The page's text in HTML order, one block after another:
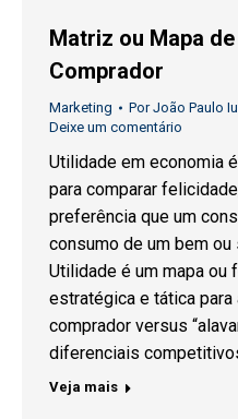
Matriz ou Mapa
Comprador
Marketing PorJoão Paulo
Deixe um comentário
Utilidade em economia
para comparar
preferência que um
consumo de um bem
Utilidade é um mapa ou
estratégica e tática
comprador versus
diferenciais
Veja mais